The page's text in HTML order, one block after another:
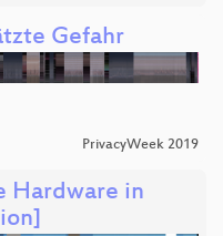
Gefahr
PrivacyWeek 2019
Hardware in